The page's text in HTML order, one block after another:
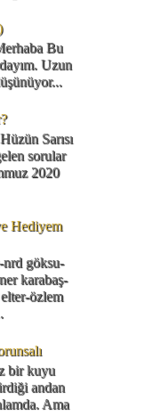
Bu
Uzun
Sarısı
sorular
2020
Hediyem
göksu-
karabaş-
özlem
bir kuyu
andan
Ama